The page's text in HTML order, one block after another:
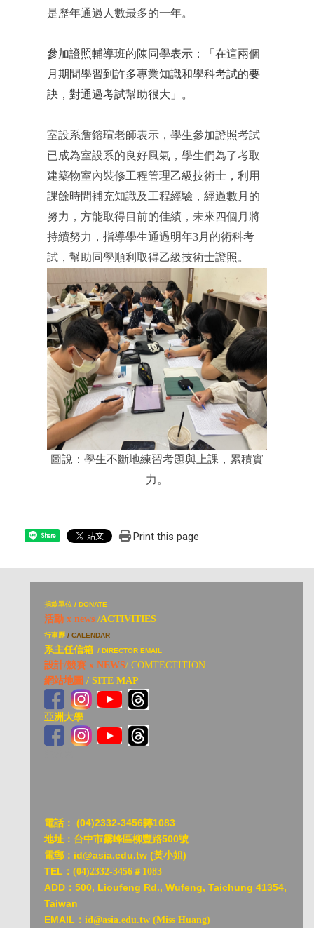
是歷年通過人數最多的一年。
參加證照輔導班的陳同學表示：「在這兩個
月期間學習到許多專業知識和學科考試的要
訣，對通過考試幫助很大」。
室設系詹鎔瑄老師表示，學生參加證照考試
已成為室設系的良好風氣，學生們為了考取
建築物室內裝修工程管理乙級技術士，利用
課餘時間補充知識及工程經驗，經過數月的
努力，方能取得目前的佳績，未來四個月將
持續努力，指導學生通過明年3月的術科考
試，幫助同學順利取得乙級技術士證照。
圖說：學生不斷地練習考題與上課，累積實
力。
Share Print this page
捐款單位 / DONATE
活動 x news /ACTIVITIES
行事歷 / CALENDAR
系主任信箱 / DIRECTOR EMAIL
設計/競賽 x NEWS/ COMTECTITION
網站地圖 / SITE MAP
亞洲大學
電話： (04)2332-3456轉1083
地址：台中市霧峰區柳豐路500號
電郵：id@asia.edu.tw (黃小姐)
TEL： (04)2332-3456＃1083
ADD： 500, Lioufeng Rd., Wufeng, Taichung 41354,
Taiwan
EMAIL： id@asia.edu.tw (Miss Huang)